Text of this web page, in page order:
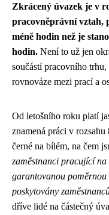
Zkrácený úvazek je v
pracovněprávní vztah,
méně hodin než je
hodin. Není to už jen
součástí pracovního
rovnováze mezi prací a
Od letošního roku platí
znamená práci v
černé na bílém, na čem
zaměstnanci pracující
garantovanou poměrnou
poskytovány
dříve lidé na částečný